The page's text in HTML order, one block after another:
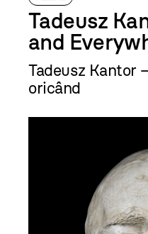
szczegóły
Tadeusz
and
Tadeusz Kantor
oricând